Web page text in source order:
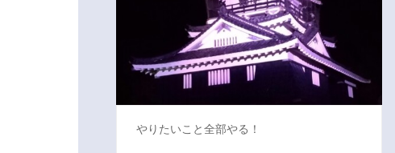
やりたいこと全部やる！